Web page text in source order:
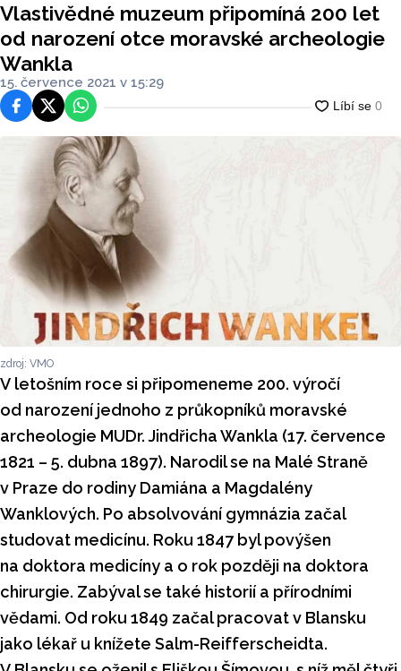
ankla
Vlastivědné muzeum připomíná 200 let
od narození otce moravské archeologie
Wankla
15. července 2021 v 15:29
FacebookPlatforma X
WhatsApp
zdroj: VMO
V letošním roce si připomeneme 200. výročí
od narození jednoho z průkopníků moravské
archeologie MUDr. Jindřicha Wankla (17. července
1821 – 5. dubna 1897). Narodil se na Malé Straně
v Praze do rodiny Damiána a Magdalény
Wanklových. Po absolvování gymnázia začal
studovat medicínu. Roku 1847 byl povýšen
na doktora medicíny a o rok později na doktora
chirurgie. Zabýval se také historií a přírodními
vědami. Od roku 1849 začal pracovat v Blansku
jako lékař u knížete Salm-Reifferscheidta.